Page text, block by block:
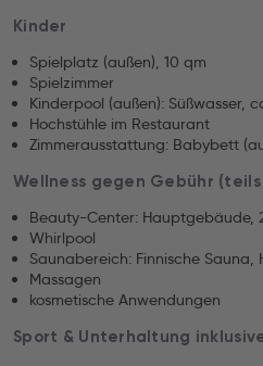
Kinder
Spielplatz (außen), 10 qm
Spielzimmer
Kinderpool (außen): Süßwasser,
Hochstühle im Restaurant
Zimmerausstattung: Babybett
Wellness gegen Gebühr
Beauty-Center: Hauptgebäude,
Whirlpool
Saunabereich: Finnische Sauna,
Massagen
kosmetische Anwendungen
Sport & Unterhaltung